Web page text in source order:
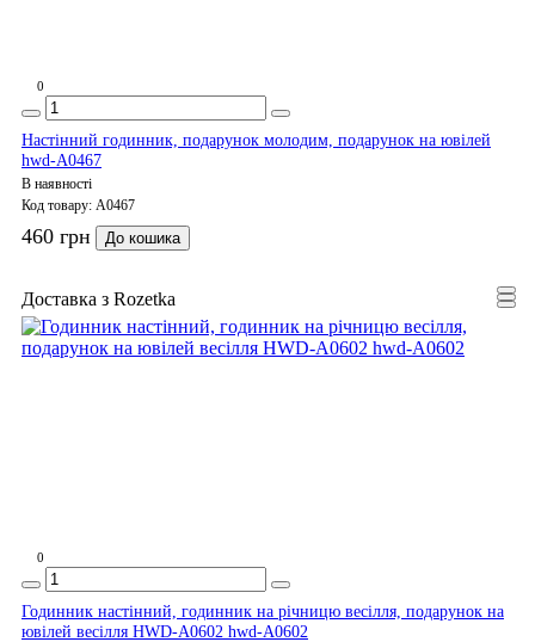
0
Настінний годинник, подарунок молодим, подарунок на ювілей
hwd-A0467
В наявності
Код товару: A0467
460 грн До кошика
Доставка з Rozetka
0
Годинник настінний, годинник на річницю весілля, подарунок на
ювілей весілля HWD-A0602 hwd-A0602